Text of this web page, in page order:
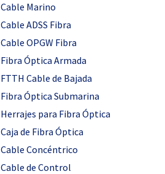
Cable Marino
Cable ADSS Fibra
Cable OPGW Fibra
Fibra Óptica Armada
FTTH Cable de Bajada
Fibra Óptica Submarina
Herrajes para Fibra Óptica
Caja de Fibra Óptica
Cable Concéntrico
Cable de Control